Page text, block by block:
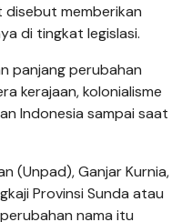
disebut memberikan
di tingkat legislasi.
panjang perubahan
kerajaan, kolonialisme
Indonesia sampai saat
(Unpad), Ganjar Kurnia,
Provinsi Sunda atau
nama itu